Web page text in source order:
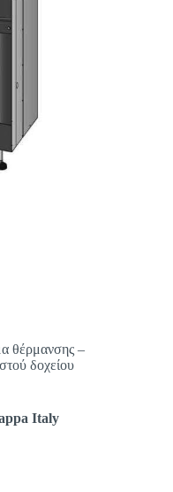
θέρμανσης –
δοχείου
Italy